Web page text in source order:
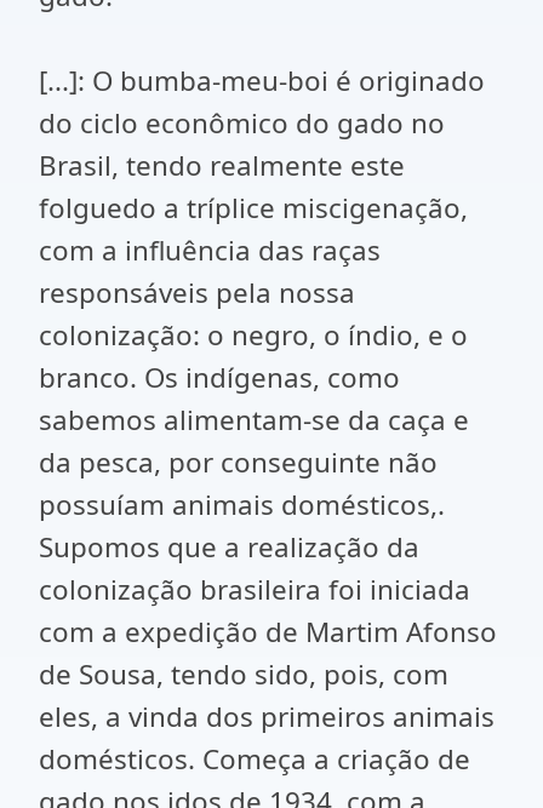
[...]: O bumba-meu-boi é originado
do ciclo econômico do gado no
Brasil, tendo realmente este
folguedo a tríplice miscigenação,
com a influência das raças
responsáveis pela nossa
colonização: o negro, o índio, e o
branco. Os indígenas, como
sabemos alimentam-se da caça e
da pesca, por conseguinte não
possuíam animais domésticos,.
Supomos que a realização da
colonização brasileira foi iniciada
com a expedição de Martim Afonso
de Sousa, tendo sido, pois, com
eles, a vinda dos primeiros animais
domésticos. Começa a criação de